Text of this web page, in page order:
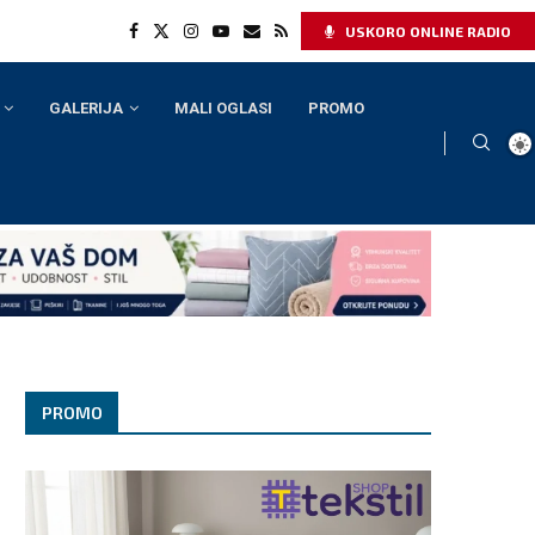
USKORO ONLINE RADIO
GALERIJA MALI OGLASI PROMO
PROMO